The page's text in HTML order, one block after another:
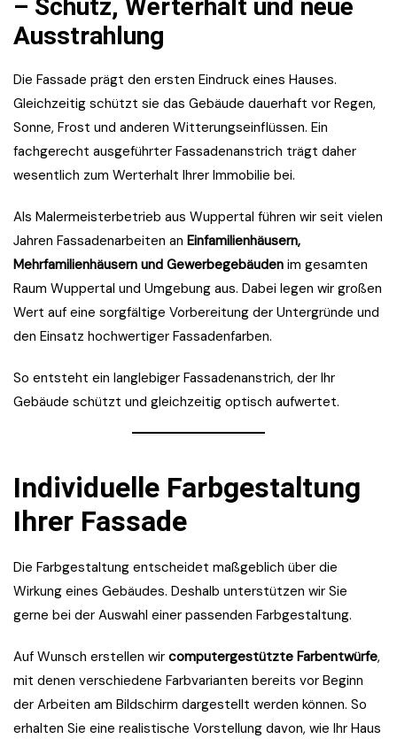
– Schutz, Werterhalt und neue
Ausstrahlung
Die Fassade prägt den ersten Eindruck eines Hauses.
Gleichzeitig schützt sie das Gebäude dauerhaft vor Regen,
Sonne, Frost und anderen Witterungseinflüssen. Ein
fachgerecht ausgeführter Fassadenanstrich trägt daher
wesentlich zum Werterhalt Ihrer Immobilie bei.
Als Malermeisterbetrieb aus Wuppertal führen wir seit vielen
Jahren Fassadenarbeiten an Einfamilienhäusern,
Mehrfamilienhäusern und Gewerbegebäuden im gesamten
Raum Wuppertal und Umgebung aus. Dabei legen wir großen
Wert auf eine sorgfältige Vorbereitung der Untergründe und
den Einsatz hochwertiger Fassadenfarben.
So entsteht ein langlebiger Fassadenanstrich, der Ihr
Gebäude schützt und gleichzeitig optisch aufwertet.
Individuelle Farbgestaltung
Ihrer Fassade
Die Farbgestaltung entscheidet maßgeblich über die
Wirkung eines Gebäudes. Deshalb unterstützen wir Sie
gerne bei der Auswahl einer passenden Farbgestaltung.
Auf Wunsch erstellen wir computergestützte Farbentwürfe,
mit denen verschiedene Farbvarianten bereits vor Beginn
der Arbeiten am Bildschirm dargestellt werden können. So
erhalten Sie eine realistische Vorstellung davon, wie Ihr Haus